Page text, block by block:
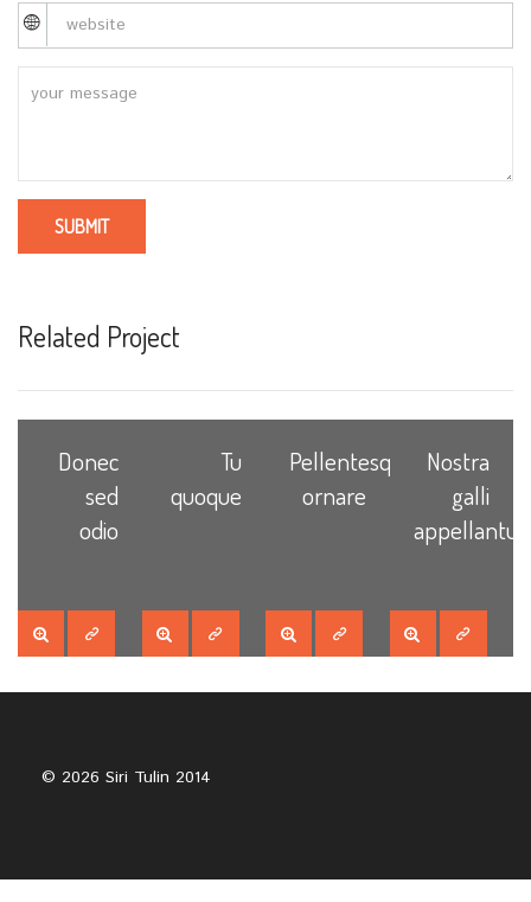
Related Project
Donec
sed
odio
Tu
quoque
Pellentesque
ornare
Nostra
galli
appellantur
© 2026 Siri Tulin 2014